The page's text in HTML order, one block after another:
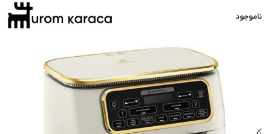
ناموجود